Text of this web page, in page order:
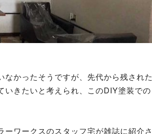
かったそうですが、先代から残された
いきたいと考えられ、このDIY塗装での
ワークスのスタッフ宅が雑誌に紹介さ